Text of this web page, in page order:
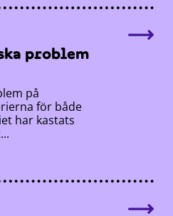
problem
på
för både
har kastats